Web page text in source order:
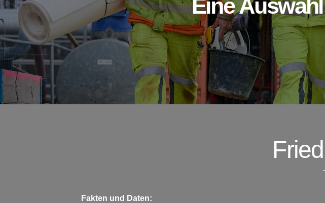
Eine
Fakten und Daten: